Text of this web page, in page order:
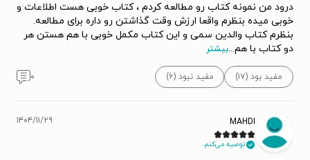
درود من نمونه کتاب رو مطالعه کردم ، کتاب خوبی هست اطلاعات و
خوبی میده بنظرم واقعا ارزش وقت گذاشتن رو داره برای مطالعه.
بنظرم کتاب والدین سمی و این کتاب مکمل خوبی با هم هستن هر
دو کتاب با هم...بیشتر
مفید بود (۱۷) مفید نبود (۶) ۰
MAHDI
توصیه می‌کنم.
۱۴۰۴/۱۱/۲۹